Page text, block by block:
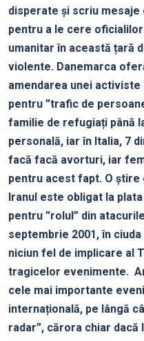
disperate și scriu
pentru a le cere
umanitar în această țară
violente. Danemarca
amendarea unei
pentru ”trafic de
familie de refugiați până
personală, iar în Italia, 7
facă facă avorturi, iar
pentru acest fapt. O știre
Iranul este obligat la
pentru ”rolul” din
septembrie 2001, în
niciun fel de implicare al
tragicelor evenimente.
cele mai importante
internațională, pe lângă
radar”, cărora chiar